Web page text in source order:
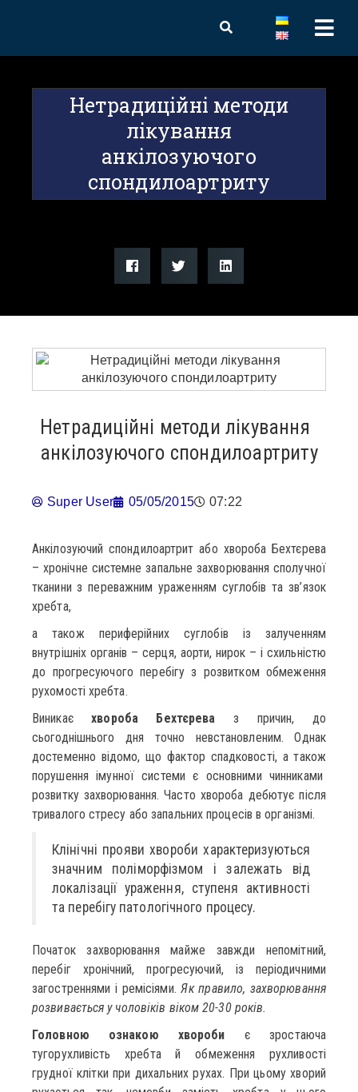
Нетрадиційні методи
лікування
анкілозуючого
спондилоартриту
Нетрадиційні методи лікування
анкілозуючого спондилоартриту
Super User 05/05/2015 07:22
Анкілозуючий спондилоартрит або хвороба Бехтєрева
– хронічне системне запальне захворювання сполучної
тканини з переважним ураженням суглобів та зв’язок
хребта,
а також периферійних суглобів із залученням
внутрішніх органів – серця, аорти, нирок – і схильністю
до прогресуючого перебігу з розвитком обмеження
рухомості хребта.
Виникаєхвороба Бехтєрева з причин, до
сьогоднішнього дня точно невстановленим. Однак
достеменно відомо, що фактор спадковості, а також
порушення імунної системи є основними чинниками
розвитку захворювання. Часто хвороба дебютує після
тривалого стресу або запальних процесів в організмі.
Клінічні прояви хвороби характеризуються
значним поліморфізмом і залежать від
локалізації ураження, ступеня активності
та перебігу патологічного процесу.
Початок захворювання майже завжди непомітний,
перебіг хронічний, прогресуючий, із періодичними
загостреннями і ремісіями.Як правило, захворювання
розвивається у чоловіків віком 20-30 років.
Головною ознакою хвороби є зростаюча
тугорухливість хребта й обмеження рухливості
грудної клітки при дихальних рухах. При цьому хворий